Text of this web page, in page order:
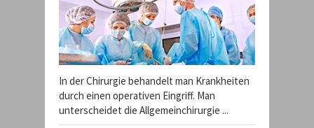
In der Chirurgie behandelt man Krankheiten
durch einen operativen Eingriff. Man
unterscheidet die Allgemeinchirurgie ...